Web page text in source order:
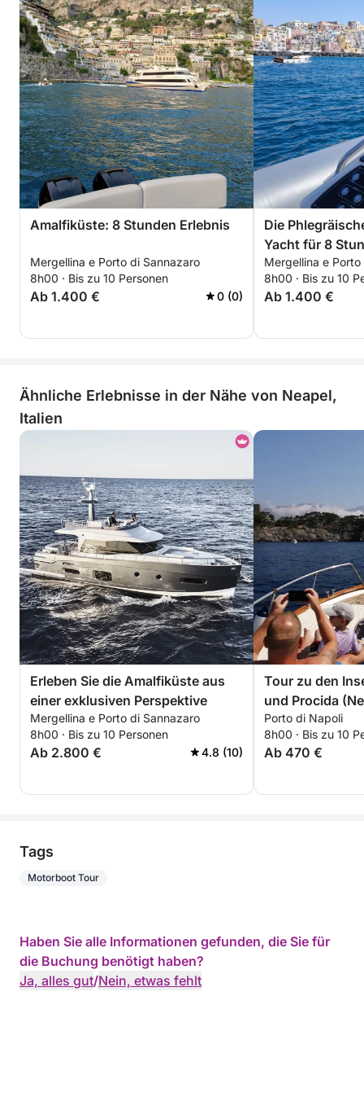
Amalfiküste: 8 Stunden Erlebnis
Mergellina e Porto di Sannazaro
8h00 · Bis zu 10 Personen
Ab 1.400 € 0 (0)
Die
Yacht für 8
zwischen
Mergellina e
8h00 · Bis zu 10
Ab 1.400 €
Ähnliche Erlebnisse in der Nähe von Neapel,
Italien
Erleben Sie die Amalfiküste aus
einer exklusiven Perspektive
Mergellina e Porto di Sannazaro
8h00 · Bis zu 10 Personen
Ab 2.800 € 4.8 (10)
Tour zu den
und Procida
Neapel) oder
Neapel) oder
Neapel)
Porto di Napoli
8h00 · Bis zu 10
Ab 470 €
Tags
Motorboot Tour
Haben Sie alle Informationen gefunden, die Sie für
die Buchung benötigt haben?
Ja, alles gut/Nein, etwas fehlt